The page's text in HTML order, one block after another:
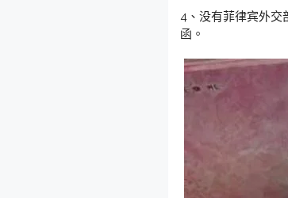
4、没有菲律宾外交
函。